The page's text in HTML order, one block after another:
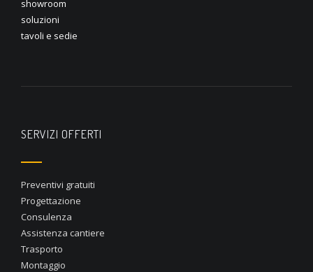
showroom
soluzioni
tavoli e sedie
SERVIZI OFFERTI
Preventivi gratuiti
Progettazione
Consulenza
Assistenza cantiere
Trasporto
Montaggio